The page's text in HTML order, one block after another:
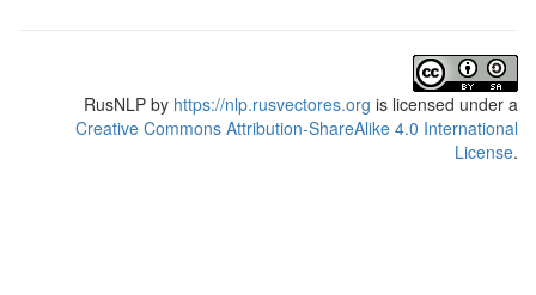
RusNLP by https://nlp.rusvectores.org is licensed under a
Creative Commons Attribution-ShareAlike 4.0 International
License.